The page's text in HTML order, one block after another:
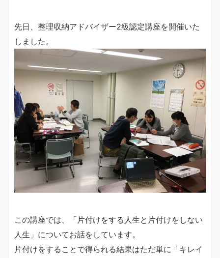
先日、整理収納アドバイザー2級認定講座を開催いた
しました。
この講座では、「片付けをする人生と片付けをしない
人生」についてお話をしています。
片付けをすることで得られる結果はただ単に「キレイ